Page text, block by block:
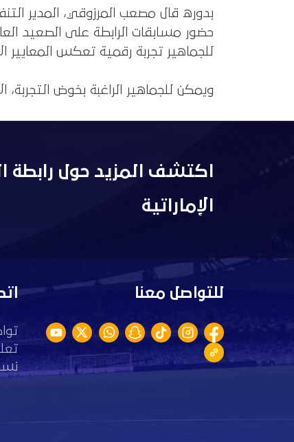
بدوره قال مصعب المرزوقي، المدير
حضور مسابقات الرابطة على الصعيد
للجماهير تجربة رقمية تعكس المعايير
ويمكن للجماهير الراغبة بخوض
اكتشف المزيد حول رابطة
الإماراتية
للتواصل معنا